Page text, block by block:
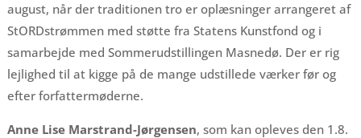
august, når der traditionen tro er oplæsninger arrangeret af
StORDstrømmen med støtte fra Statens Kunstfond og i
samarbejde med Sommerudstillingen Masnedø. Der er rig
lejlighed til at kigge på de mange udstillede værker før og
efter forfattermøderne.
Anne Lise Marstrand-Jørgensen, som kan opleves den 1.8.